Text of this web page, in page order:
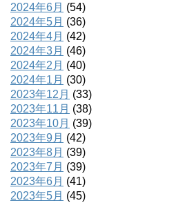
2024年6月 (54)
2024年5月 (36)
2024年4月 (42)
2024年3月 (46)
2024年2月 (40)
2024年1月 (30)
2023年12月 (33)
2023年11月 (38)
2023年10月 (39)
2023年9月 (42)
2023年8月 (39)
2023年7月 (39)
2023年6月 (41)
2023年5月 (45)